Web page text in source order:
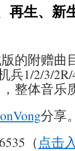
再生、新
的附赠曲
兵1/2/3/
整体音乐
分享
（ 点击